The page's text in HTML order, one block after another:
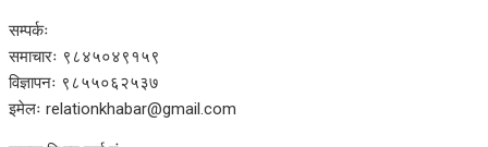
सम्पर्कः
समाचारः ९८४५०४९१५९
विज्ञापनः ९८५५०६२५३७
इमेलः relationkhabar@gmail.com